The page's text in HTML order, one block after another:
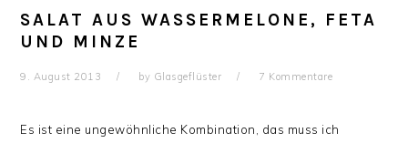
SALAT AUS WASSERMELONE, FETA
UND MINZE
9. August 2013 by Glasgeflüster 7 Kommentare
Es ist eine ungewöhnliche Kombination, das muss ich